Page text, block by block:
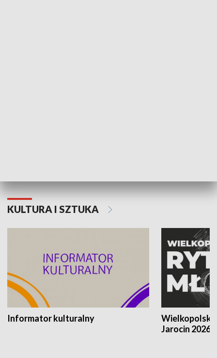
KULTURA I SZTUKA
Informator kulturalny
Jarocin 2026